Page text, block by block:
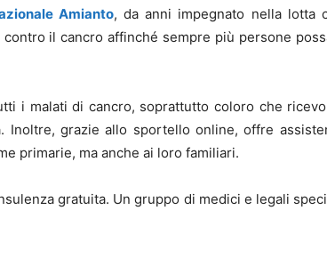
Amianto, da anni impegnato nella lotta
il cancro affinché sempre più persone
i malati di cancro, soprattutto coloro che
Inoltre, grazie allo sportello online, offre
primarie, ma anche ai loro familiari.
gratuita. Un gruppo di medici e legali